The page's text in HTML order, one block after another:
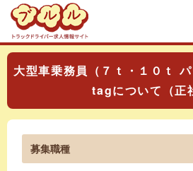
大型車乗務員（７ｔ・１０ｔ
tagについて（正
募集職種